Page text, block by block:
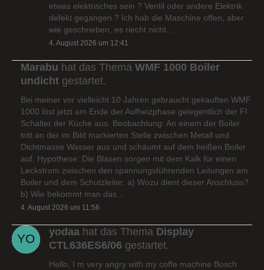
etwas elektrisches sein ? Ventil oder andere Elektrik
defekt gegangen ? Ich hab die Maschine offen, aber
wie geschrieben, es riecht nicht…
4. August 2026 um 12:41
Marabu hat das Thema WMF 1000 Boiler
undicht gestartet.
Bei meiner vor vielleicht 10 Jahren gebraucht gekauften WMF
1000 löst jetzt am Ende der Aufheizphase gelegentlich der FI
Schalter der Küche aus. Beobachtung: An einem der Boiler
tritt an der im Bild markierten Stelle zwischen Metall und
Dichtmasse Wasser aus und schäumt auf dem heißen Boiler
auf. Hypothese: Die Blasen sorgen mit dem Kalk für einen
Leckstrom zwischen den spannungsführenden Leitungen am
Boiler und dem Schutzleiter. a) Wozu dient dieser Anschluss?
b) Wie bekommt man das…
4. August 2026 um 11:56
yodaa hat das Thema Display
CTL636ES6/06 gestartet.
Hello, I m very angry with my coffe machine Bosch